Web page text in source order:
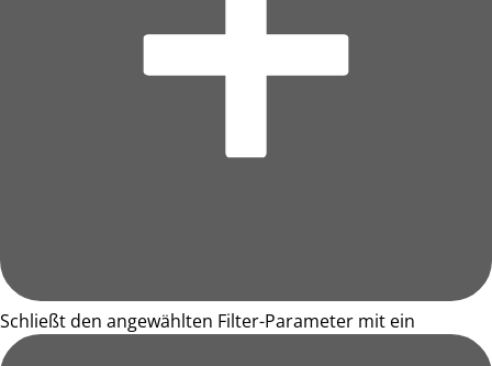
Schließt den angewählten Filter-Parameter mit ein